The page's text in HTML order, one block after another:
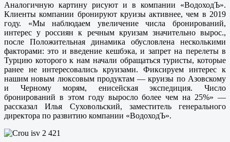
Аналогичную картину рисуют и в компании «ВодоходЪ».
Клиенты компании бронируют круизы активнее, чем в 2019
году. «Мы наблюдаем увеличение числа бронирований,
интерес у россиян к речным круизам значительно вырос.,
после Положительная динамика обусловлена несколькими
факторами: это и введение кешбэка, и запрет на перелеты в
Турцию которого к нам начали обращаться туристы, которые
ранее не интересовались круизами. Фиксируем интерес к
нашим новым люксовым продуктам — круизы по Азовскому
и Черному морям, енисейская экспедиция. Число
бронирований в этом году выросло более чем на 25%» —
рассказал Илья Суховольский, заместитель генерального
директора по развитию компании «ВодоходЪ».